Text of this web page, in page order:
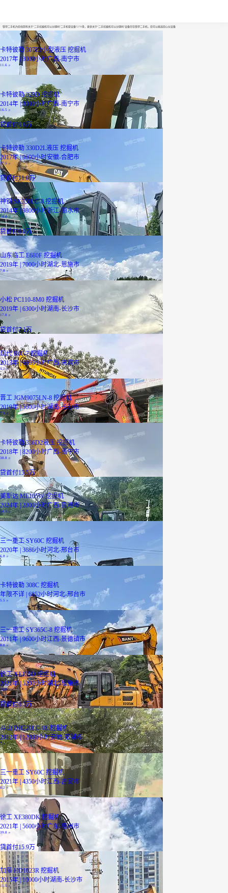
铁甲二手机为您找到有关于“二手挖掘机可以分期吗”二手机型设备7270条，更多关于“二手挖掘机可以分期吗”设备尽在铁甲二手机，您可以挑选您心仪设备
卡特彼勒 307E2小型液压 挖掘机
2017年 | 8000小时广西-南宁市
11.6 万
卡特彼勒 329D 挖掘机
2014年 | 8000小时广西-南宁市
16.5
贷首付6.6万
卡特彼勒 330D2L液压 挖掘机
2017年 | 9800小时安徽-合肥市
27.5 万
贷首付11.0万
神钢 SK350LC-8 挖掘机
2014年 | 9800小时浙江-丽水市
14.9 万
贷首付6.0万
山东临工 E680F 挖掘机
2019年 | 7000小时湖北-恩施市
7.8 万
小松 PC110-8M0 挖掘机
2019年 | 6300小时湖南-长沙市
17.8 万
贷首付7.1万
现代 R60-7 挖掘机
2013年 | 6666小时广西-来宾市
3.2万
晋工 JGM9075LN-8 挖掘机
2019年 | 5600小时湖南-长沙市
7.5万
卡特彼勒 336D2液压 挖掘机
2018年 | 8200小时广西-南宁市
38.8 万
贷首付15.5万
美斯达 ME105W 挖掘机
2024年 | 2800小时广西-贵港市
14.5 万
三一重工 SY60C 挖掘机
2020年 | 3686小时河北-邢台市
6.8
卡特彼勒 308C 挖掘机
年限不详 | 6852小时河北-邢台市
5.5 万
三一重工 SY365C-8 挖掘机
2011年 | 9600小时江西-景德镇市
8.8
徐工 XE135D 挖掘机
2021年 | 5200小时湖北-恩施市
15.8万
贷首付6.3万
斗山 DH220LC-9E 挖掘机
2012年 | 12000小时安徽-芜湖市
7 万
三一重工 SY60C 挖掘机
2021年 | 4350小时江西-吉安市
8.2 万
徐工 XE380DK 挖掘机
2021年 | 5600小时广东-惠州市
39.8
贷首付15.9万
加藤 HD1023R 挖掘机
2015年 | 10000小时湖南-长沙市
15.5 万